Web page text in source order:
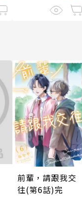
前輩，請跟我交
往(第6話)完